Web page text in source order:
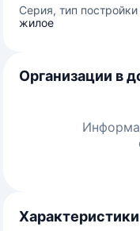
Серия, тип постройки
жилое
Организации в
Характеристики